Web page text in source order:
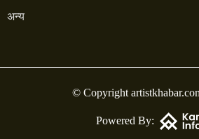
अन्य
© Copyright
Powered By: